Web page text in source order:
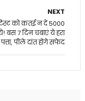
NEXT
को कतई न दें 5000
बस 7 दिन चबाएं ये हरा
पत्ता, पीले दांत होंगे सफेद